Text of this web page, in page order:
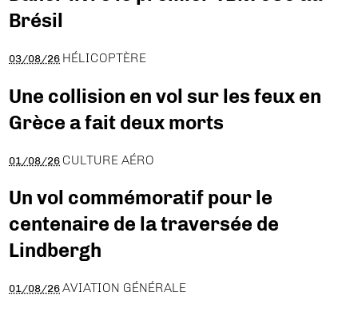
Brésil
03/08/26 HÉLICOPTÈRE
Une collision en vol sur les feux en
Grèce a fait deux morts
01/08/26 CULTURE AÉRO
Un vol commémoratif pour le
centenaire de la traversée de
Lindbergh
01/08/26 AVIATION GÉNÉRALE